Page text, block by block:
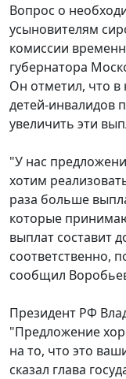
Вопрос о
усыновителям
комиссии
губернатора
Он отметил, что
детей-инвалидов
увеличить эти
"У нас
хотим
раза больше
которые
выплат составит
соответственно,
сообщил
Президент РФ
"Предложение
на то, что это
сказал глава